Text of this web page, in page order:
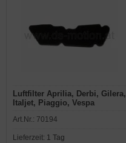
Luftfilter Aprilia, Derbi, Gilera,
Italjet, Piaggio, Vespa
Art.Nr.: 70194
Lieferzeit: 1 Tag